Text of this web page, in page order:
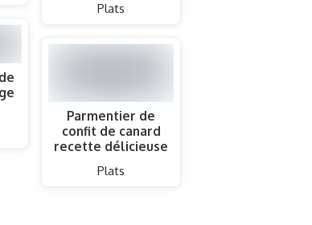
Plats
Parmentier de
confit de canard
recette délicieuse
Plats